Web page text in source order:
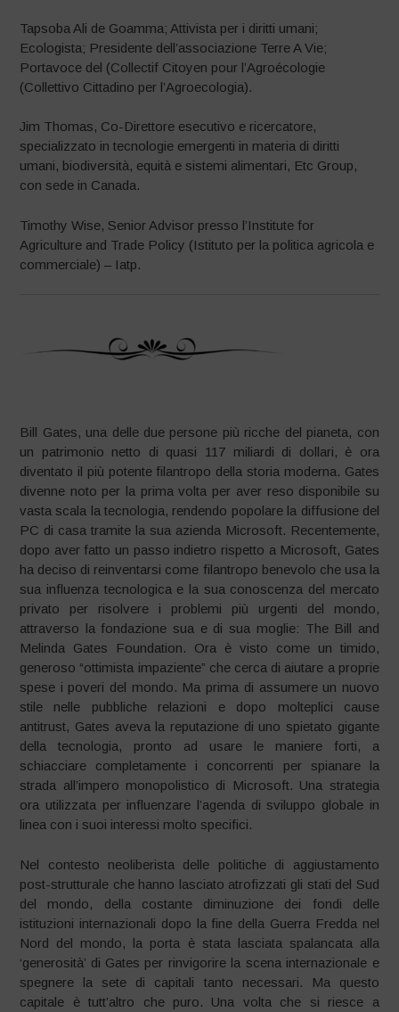
Tapsoba Ali de Goamma; Attivista per i diritti umani;
Ecologista; Presidente dell’associazione Terre A Vie;
Portavoce del (Collectif Citoyen pour l’Agroécologie
(Collettivo Cittadino per l’Agroecologia).
Jim Thomas, Co-Direttore esecutivo e ricercatore,
specializzato in tecnologie emergenti in materia di diritti
umani, biodiversità, equità e sistemi alimentari, Etc Group,
con sede in Canada.
Timothy Wise, Senior Advisor presso l’Institute for
Agriculture and Trade Policy (Istituto per la politica agricola e
commerciale) – Iatp.
Bill Gates, una delle due persone più ricche del pianeta, con
un patrimonio netto di quasi 117 miliardi di dollari, è ora
diventato il più potente filantropo della storia moderna. Gates
divenne noto per la prima volta per aver reso disponibile su
vasta scala la tecnologia, rendendo popolare la diffusione del
PC di casa tramite la sua azienda Microsoft. Recentemente,
dopo aver fatto un passo indietro rispetto a Microsoft, Gates
ha deciso di reinventarsi come filantropo benevolo che usa la
sua influenza tecnologica e la sua conoscenza del mercato
privato per risolvere i problemi più urgenti del mondo,
attraverso la fondazione sua e di sua moglie: The Bill and
Melinda Gates Foundation. Ora è visto come un timido,
generoso “ottimista impaziente” che cerca di aiutare a proprie
spese i poveri del mondo. Ma prima di assumere un nuovo
stile nelle pubbliche relazioni e dopo molteplici cause
antitrust, Gates aveva la reputazione di uno spietato gigante
della tecnologia, pronto ad usare le maniere forti, a
schiacciare completamente i concorrenti per spianare la
strada all’impero monopolistico di Microsoft. Una strategia
ora utilizzata per influenzare l’agenda di sviluppo globale in
linea con i suoi interessi molto specifici.
Nel contesto neoliberista delle politiche di aggiustamento
post-strutturale che hanno lasciato atrofizzati gli stati del Sud
del mondo, della costante diminuzione dei fondi delle
istituzioni internazionali dopo la fine della Guerra Fredda nel
Nord del mondo, la porta è stata lasciata spalancata alla
‘generosità’ di Gates per rinvigorire la scena internazionale e
spegnere la sete di capitali tanto necessari. Ma questo
capitale è tutt’altro che puro. Una volta che si riesce a